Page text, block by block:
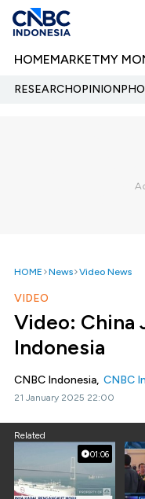
HOMEMARKETMY
RESEARCHOPINION
HOME News Video News
VIDEO
Video: China
Indonesia
CNBC Indonesia, CNBC
21 January 2025 22:00
Related
01:06